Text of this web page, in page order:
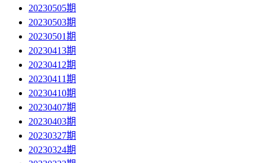
20230505期
20230503期
20230501期
20230413期
20230412期
20230411期
20230410期
20230407期
20230403期
20230327期
20230324期